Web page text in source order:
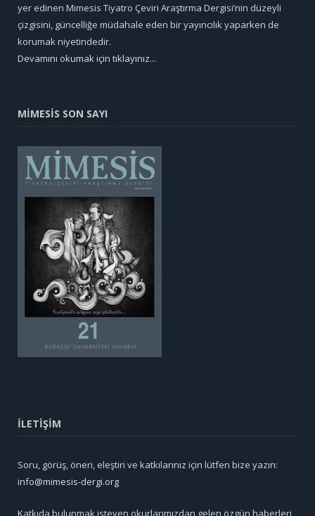
yer edinen Mimesis Tiyatro Çeviri Araştırma Dergisi’nin düzeyli
çizgisini, güncelliğe müdahale eden bir yayıncılık yaparken de
korumak niyetindedir.
Devamını okumak için tıklayınız...
MİMESİS SON SAYI
İLETİŞİM
Soru, görüş, öneri, eleştiri ve katkılarınız için lütfen bize yazın:
info@mimesis-dergi.org
Katkıda bulunmak isteyen okurlarımızdan gelen özgün haberleri,